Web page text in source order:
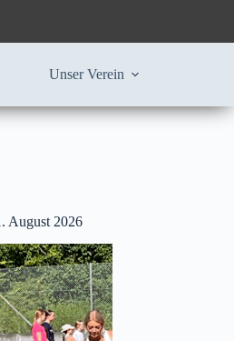
Unser Verein
August 2026